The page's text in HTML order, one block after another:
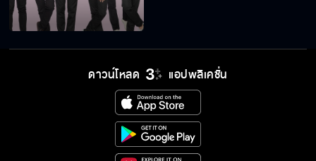
ไหนว่าจะตั้งหลัก?
มึงโอเคป่ะวะ
Reaction 2Moons2 The Series EP.6
ดาวน์โหลด แอปพลิเคชั่น